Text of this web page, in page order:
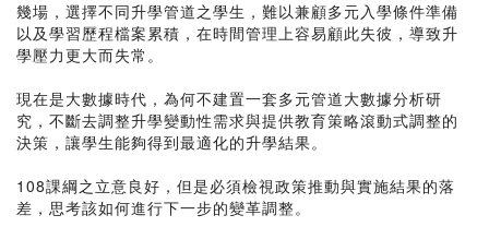
幾場，選擇不同升學管道之學生，難以兼顧多元入學條件準備
以及學習歷程檔案累積，在時間管理上容易顧此失彼，導致升
學壓力更大而失常。
現在是大數據時代，為何不建置一套多元管道大數據分析研
究，不斷去調整升學變動性需求與提供教育策略滾動式調整的
決策，讓學生能夠得到最適化的升學結果。
108課綱之立意良好，但是必須檢視政策推動與實施結果的落
差，思考該如何進行下一步的變革調整。